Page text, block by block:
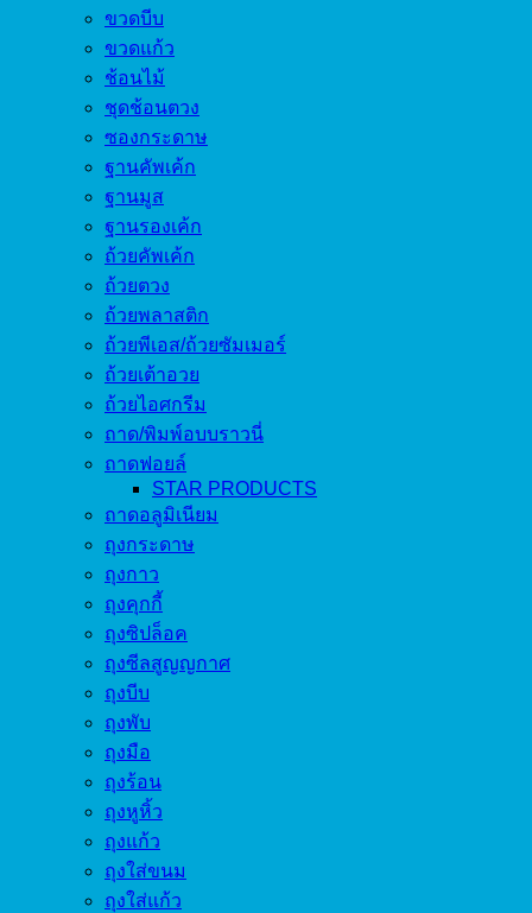
ขวดบีบ
ขวดแก้ว
ช้อนไม้
ชุดช้อนตวง
ซองกระดาษ
ฐานคัพเค้ก
ฐานมูส
ฐานรองเค้ก
ถ้วยคัพเค้ก
ถ้วยตวง
ถ้วยพลาสติก
ถ้วยพีเอส/ถ้วยซัมเมอร์
ถ้วยเต้าอวย
ถ้วยไอศกรีม
ถาด/พิมพ์อบบราวนี่
ถาดฟอยล์
STAR PRODUCTS
ถาดอลูมิเนียม
ถุงกระดาษ
ถุงกาว
ถุงคุกกี้
ถุงซิปล็อค
ถุงซีลสูญญกาศ
ถุงบีบ
ถุงพับ
ถุงมือ
ถุงร้อน
ถุงหูหิ้ว
ถุงแก้ว
ถุงใส่ขนม
ถุงใส่แก้ว